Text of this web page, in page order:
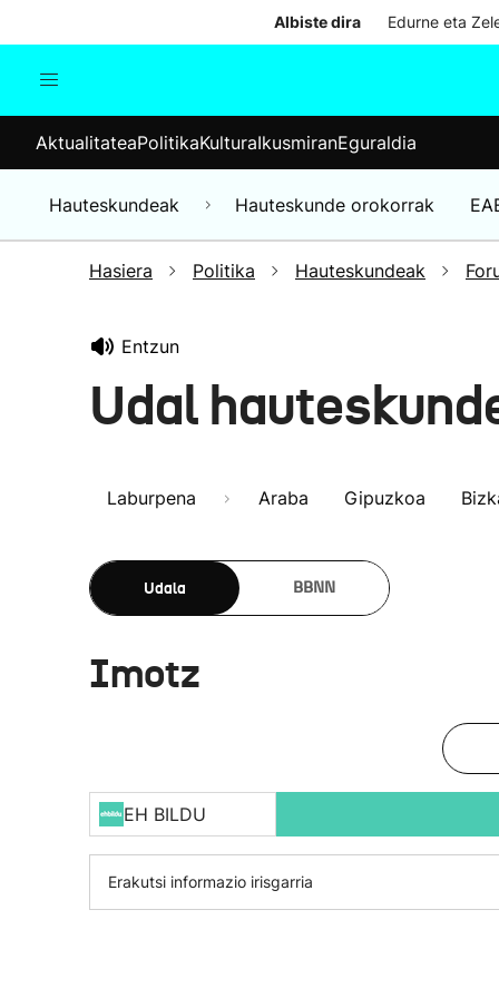
Albiste dira Edurne eta
Munduko albisteak
Hauteskundeak
AktualitateaPolitikaKulturaIkusmiranEguraldia
Hauteskundeak Hauteskunde orokorrak
Hasiera Politika Hauteskundeak
Entzun
Udal
Laburpena Araba Gipuzkoa
Udala BBNN
Imotz
EH BILDU
Erakutsi informazio irisgarria